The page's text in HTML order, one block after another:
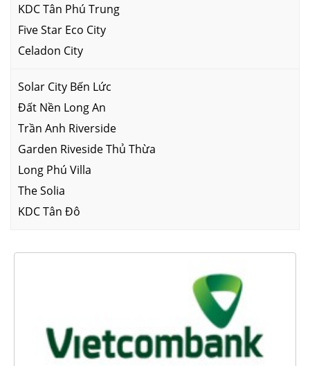
KDC Tân Phú Trung
Five Star Eco City
Celadon City
Solar City Bến Lức
Đất Nền Long An
Trần Anh Riverside
Garden Riveside Thủ Thừa
Long Phú Villa
The Solia
KDC Tân Đô